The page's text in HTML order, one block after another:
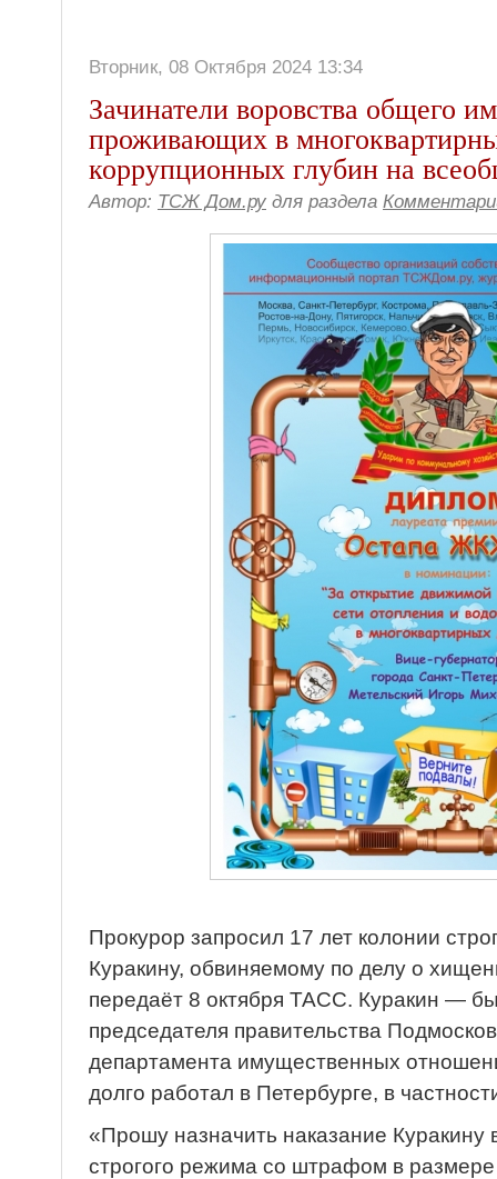
Вторник, 08 Октября 2024 13:34
Зачинатели воровства общего
проживающих в
коррупционных глубин на
Автор: ТСЖ Дом.ру для раздела
Прокурор запросил 17 лет колонии
Куракину, обвиняемому по делу о
передаёт 8 октября ТАСС. Куракин —
председателя правительства
департамента имущественных
долго работал в Петербурге, в
«Прошу назначить наказание Куракину
строгого режима со штрафом в размере